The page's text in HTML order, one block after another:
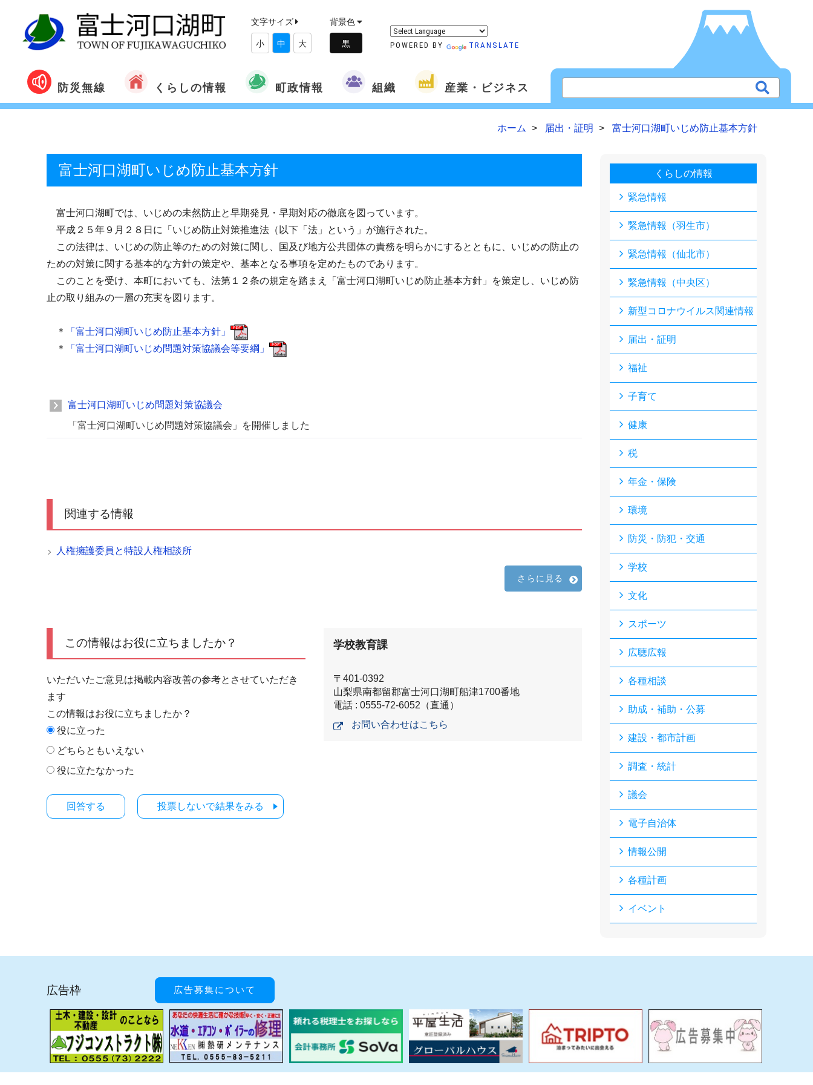
文字サイズ
小 中 大
背景色
POWERED BY TRANSLATE
防災無線 くらしの情報 町政情報 組織 産業・ビジネス
ホーム 届出・証明 富士河口湖町いじめ防止基本方針
富士河口湖町いじめ防止基本方針
富士河口湖町では、いじめの未然防止と早期発見・早期対応の徹底を図っています。
平成２５年９月２８日に「いじめ防止対策推進法（以下「法」という」が施行された。
この法律は、いじめの防止等のための対策に関し、国及び地方公共団体の責務を明らかにするとともに、いじめの防止の
ための対策に関する基本的な方針の策定や、基本となる事項を定めたものであります。
このことを受け、本町においても、法第１２条の規定を踏まえ「富士河口湖町いじめ防止基本方針」を策定し、いじめ防
止の取り組みの一層の充実を図ります。
＊
「富士河口湖町いじめ防止基本方針」
＊
「富士河口湖町いじめ問題対策協議会等要綱」
富士河口湖町いじめ問題対策協議会
「富士河口湖町いじめ問題対策協議会」を開催しました
関連する情報
人権擁護委員と特設人権相談所
さらに見る
この情報はお役に立ちましたか？
いただいたご意見は掲載内容改善の参考とさせていただき
ます
この情報はお役に立ちましたか？
役に立った
どちらともいえない
役に立たなかった
投票しないで結果をみる
学校教育課
〒401-0392
山梨県南都留郡富士河口湖町船津1700番地
電話 : 0555-72-6052（直通）
お問い合わせはこちら
くらしの情報
緊急情報
緊急情報（羽生市）
緊急情報（仙北市）
緊急情報（中央区）
新型コロナウイルス関連情報
届出・証明
福祉
子育て
健康
税
年金・保険
環境
防災・防犯・交通
学校
文化
スポーツ
広聴広報
各種相談
助成・補助・公募
建設・都市計画
調査・統計
議会
電子自治体
情報公開
各種計画
イベント
広告枠 広告募集について